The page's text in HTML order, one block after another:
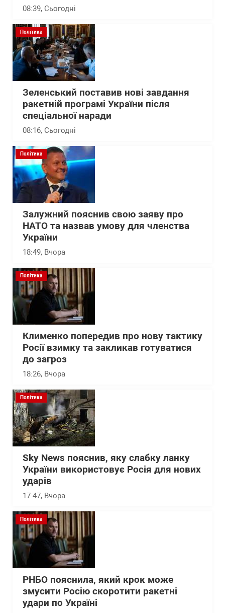
08:39, Сьогодні
Політика
Зеленський поставив нові завдання
ракетній програмі України після
спеціальної наради
08:16, Сьогодні
Політика
Залужний пояснив свою заяву про
НАТО та назвав умову для членства
України
18:49, Вчора
Політика
Клименко попередив про нову тактику
Росії взимку та закликав готуватися
до загроз
18:26, Вчора
Політика
Sky News пояснив, яку слабку ланку
України використовує Росія для нових
ударів
17:47, Вчора
Політика
РНБО пояснила, який крок може
змусити Росію скоротити ракетні
удари по Україні